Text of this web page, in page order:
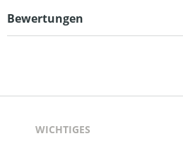
Bewertungen
WICHTIGES